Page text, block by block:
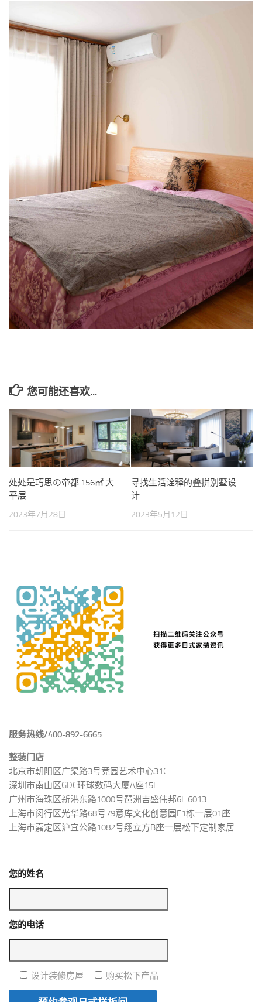
您可能还喜欢...
处处是巧思の帝都 156㎡ 大
平层
2023年7月28日
寻找生活诠释的叠拼别墅设
计
2023年5月12日
服务热线/400-892-6665
整装门店
北京市朝阳区广渠路3号竞园艺术中心31C
深圳市南山区GDC环球数码大厦A座15F
广州市海珠区新港东路1000号琶洲吉盛伟邦6F 6013
上海市闵行区光华路68号79意库文化创意园E1栋一层01座
上海市嘉定区沪宜公路1082号翔立方B座一层松下定制家居
您的姓名
您的电话
设计装修房屋 购买松下产品